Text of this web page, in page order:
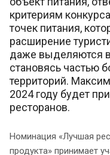
критериям
точек питания,
расширение
даже выделяются
становясь частью
территорий.
2024 году будет
ресторанов.
Номинация «Лучшая
продукта» принимает